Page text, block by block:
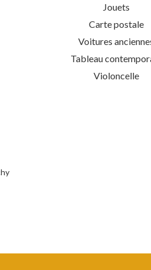
Jouets
Carte postale
Voitures
Tableau
Violoncelle